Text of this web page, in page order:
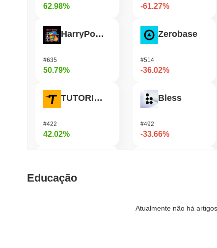
62.98%
HarryPotterObamaSonic10Inu (ETH)
#635
50.79%
TUTORIAL
#422
42.02%
-61.27%
Zerobase
#514
-36.02%
Bless
#492
-33.66%
Educação
Atualmente não há